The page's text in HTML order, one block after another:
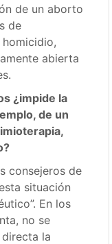
de un aborto
de
abierta
¿impide la
de un
consejeros de
situación
En los
no se
la